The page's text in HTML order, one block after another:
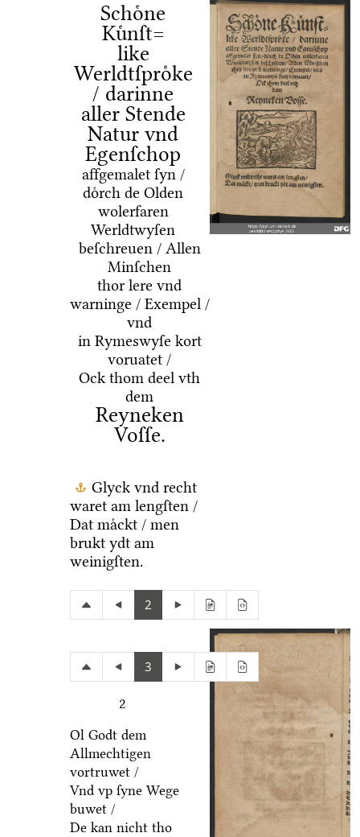
Schoͤne
Kuͤnſt=
like
Werldtſproͤke
/ darinne
aller Stende
Natur vnd
Egenſchop
affgemalet ſyn /
doͤrch de Olden
wolerfaren
Werldtwyſen
beſchreuen / Allen
Minſchen
thor lere vnd
warninge / Exempel /
vnd
in Rymeswyſe kort
voruatet /
Ock thom deel vth
dem
Reyneken
Voſſe.
Glyck vnd recht
waret am lengſten /
Dat maͤckt / men
brukt ydt am
weinigſten.
2
3
2
Ol Godt dem
Allmechtigen
vortruwet /
Vnd vp ſyne Wege
buwet /
De kan nicht tho